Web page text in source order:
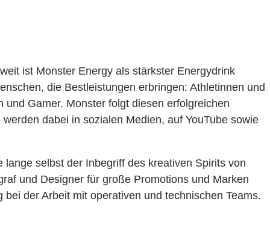
ist Monster Energy als stärkster Energydrink
die Bestleistungen erbringen: Athletinnen und
Gamer. Monster folgt diesen erfolgreichen
dabei in sozialen Medien, auf YouTube sowie
selbst der Inbegriff des kreativen Spirits von
und Designer für große Promotions und Marken
der Arbeit mit operativen und technischen Teams.